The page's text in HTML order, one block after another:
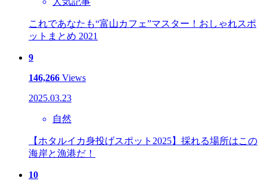
これであなたも“富山カフェ”マスター！おしゃれスポ
ットまとめ 2021
9
146,266 Views
2025.03.23
自然
【ホタルイカ身投げスポット2025】採れる場所はこの
海岸と漁港だ！
10